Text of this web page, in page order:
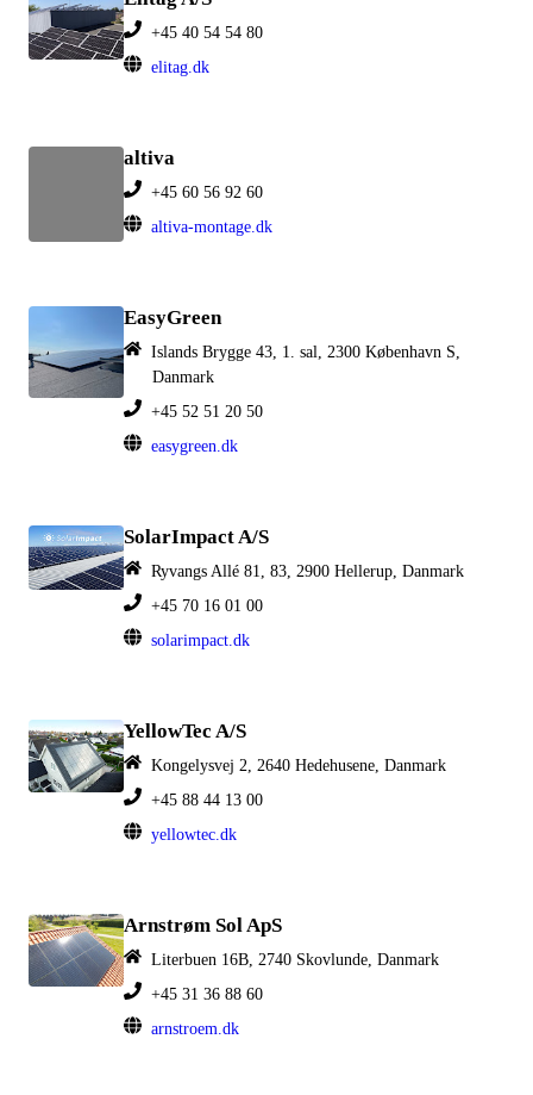
+45 40 54 54 80
elitag.dk
altiva
+45 60 56 92 60
altiva-montage.dk
EasyGreen
Islands Brygge 43, 1. sal, 2300 København S,
Danmark
+45 52 51 20 50
easygreen.dk
SolarImpact A/S
Ryvangs Allé 81, 83, 2900 Hellerup, Danmark
+45 70 16 01 00
solarimpact.dk
YellowTec A/S
Kongelysvej 2, 2640 Hedehusene, Danmark
+45 88 44 13 00
yellowtec.dk
Arnstrøm Sol ApS
Literbuen 16B, 2740 Skovlunde, Danmark
+45 31 36 88 60
arnstroem.dk